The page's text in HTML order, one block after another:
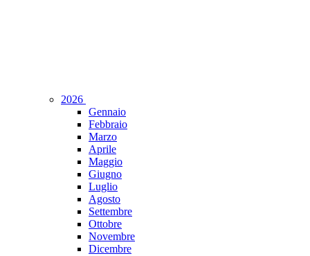
2026
Gennaio
Febbraio
Marzo
Aprile
Maggio
Giugno
Luglio
Agosto
Settembre
Ottobre
Novembre
Dicembre